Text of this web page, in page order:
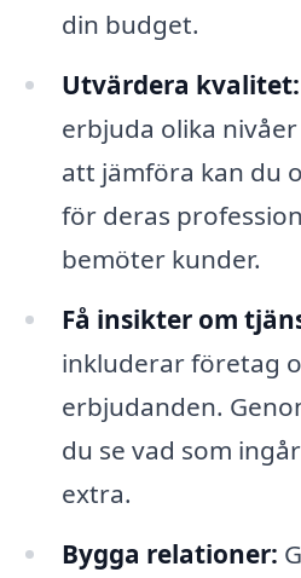
din budget.
Utvärdera kvalitet:
erbjuda olika
att jämföra kan du
för deras
bemöter kunder.
Få insikter om
inkluderar företag
erbjudanden.
du se vad som
extra.
Bygga relationer: